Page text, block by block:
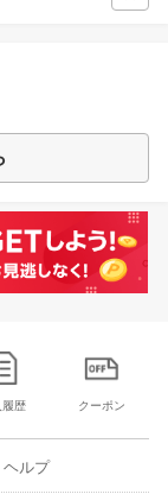
履歴 クーポン
ヘルプ